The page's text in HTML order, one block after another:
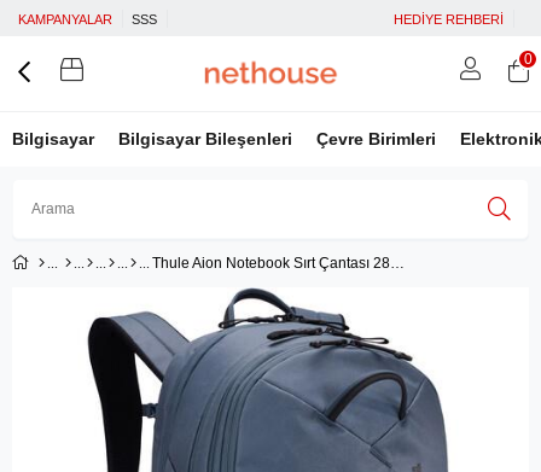
KAMPANYALAR SSS HEDİYE REHBERİ
Bilgisayar Bilgisayar Bileşenleri Çevre Birimleri
Facebook İle Bağlan
Google İle Bağlan
0
Thule Aion Notebook Sırt Çantası 28L, Dark Slate